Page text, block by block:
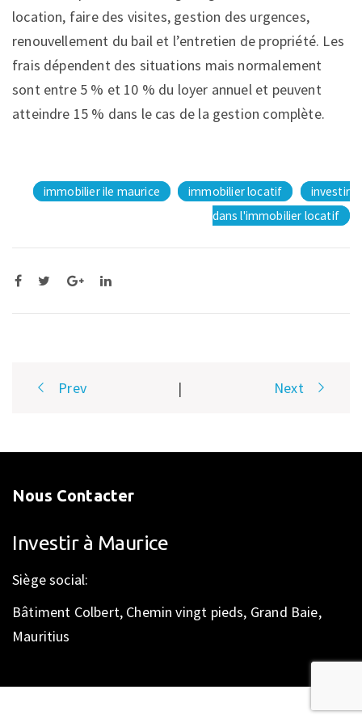
location, faire des visites, gestion des urgences,
renouvellement du bail et l’entretien de propriété. Les
frais dépendent des situations mais normalement
sont entre 5 % et 10 % du loyer annuel et peuvent
atteindre 15 % dans le cas de la gestion complète.
immobilier ile maurice immobilier locatif
investir
dans l'immobilier locatif
PostPrev | Next
Nous Contacter
Investir à Maurice
Siège social:
Bâtiment Colbert, Chemin vingt pieds, Grand Baie,
Mauritius